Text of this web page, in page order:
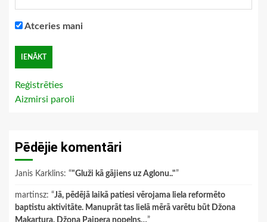
Atceries mani
Reģistrēties
Aizmirsi paroli
Pēdējie komentāri
Janis Karklins: “"Gluži kā gājiens uz Aglonu.."”
martinsz: “Jā, pēdējā laikā patiesi vērojama liela reformēto
baptistu aktivitāte. Manuprāt tas lielā mērā varētu būt Džona
Makartura, Džona Paipera nopelns…”